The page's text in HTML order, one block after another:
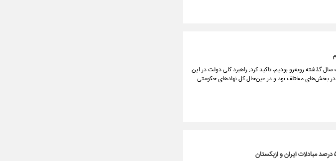
گذشته روبه‌رو بودیم، تاکید کرد: راهبرد کلی دولت در این
بخش‌های مختلف بود و در عین‌حال کل نهادهای حکومتی